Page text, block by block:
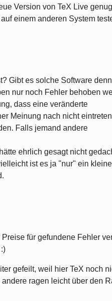
Version von TeX Live
einem anderen System
Gibt es solche Software
nur noch Fehler behoben
dass eine veränderte
Meinung nach nicht
Falls jemand andere
ehrlich gesagt nicht
ist es ja "nur" ein
für gefundene Fehler
gefeilt, weil hier TeX noch
ragen leicht über den